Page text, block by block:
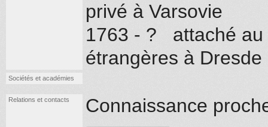
privé à Varsovie
1763 - ? attaché au
étrangères à Dresde
Sociétés et académies
Relations et contacts Connaissance